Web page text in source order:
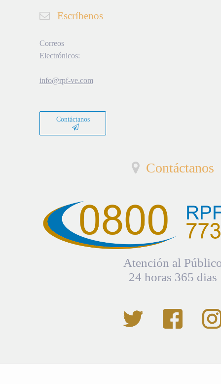
Escríbenos
Correos
Electrónicos:
info@rpf-ve.com
Contáctanos
Contáctanos
Atención al
24 horas 365 dias